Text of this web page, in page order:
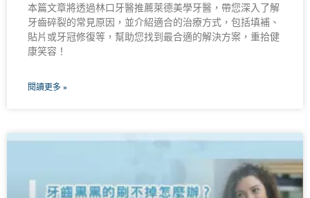
本篇文章將透過林口牙醫推薦萊德美學牙醫，帶您深入了解
牙齒碎裂的常見原因，並介紹適合的治療方式，包括填補、
貼片或牙冠修復等，幫助您找到最合適的解決方案，重拾健
康笑容！
閱讀更多 »